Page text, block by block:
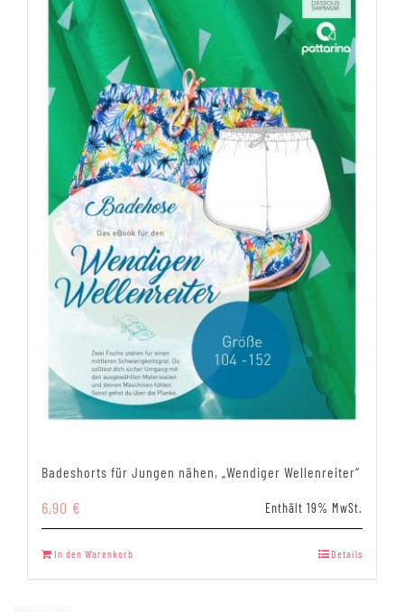
Badeshorts für Jungen nähen, „Wendiger Wellenreiter“
6,90 € Enthält 19% MwSt.
In den Warenkorb Details